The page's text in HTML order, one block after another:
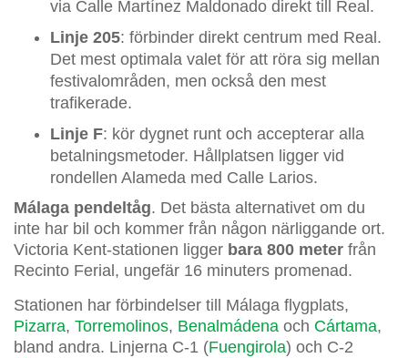
via Calle Martínez Maldonado direkt till Real.
Linje 205: förbinder direkt centrum med Real.
Det mest optimala valet för att röra sig mellan
festivalområden, men också den mest
trafikerade.
Linje F: kör dygnet runt och accepterar alla
betalningsmetoder. Hållplatsen ligger vid
rondellen Alameda med Calle Larios.
Málaga pendeltåg. Det bästa alternativet om du
inte har bil och kommer från någon närliggande ort.
Victoria Kent-stationen ligger bara 800 meter från
Recinto Ferial, ungefär 16 minuters promenad.
Stationen har förbindelser till Málaga flygplats,
Pizarra, Torremolinos, Benalmádena och Cártama,
bland andra. Linjerna C-1 (Fuengirola) och C-2